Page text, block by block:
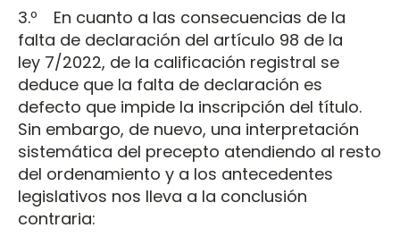
3.º En cuanto a las consecuencias de la
falta de declaración del artículo 98 de la
ley 7/2022, de la calificación registral se
deduce que la falta de declaración es
defecto que impide la inscripción del título.
Sin embargo, de nuevo, una interpretación
sistemática del precepto atendiendo al resto
del ordenamiento y a los antecedentes
legislativos nos lleva a la conclusión
contraria: